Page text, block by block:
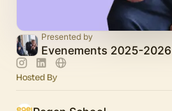
Presented by
Evenements 2025-2026
Hosted By